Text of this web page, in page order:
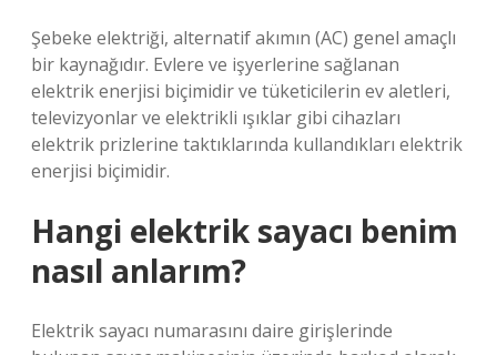
Şebeke elektriği, alternatif akımın (AC) genel amaçlı
bir kaynağıdır. Evlere ve işyerlerine sağlanan
elektrik enerjisi biçimidir ve tüketicilerin ev aletleri,
televizyonlar ve elektrikli ışıklar gibi cihazları
elektrik prizlerine taktıklarında kullandıkları elektrik
enerjisi biçimidir.
Hangi elektrik sayacı benim
nasıl anlarım?
Elektrik sayacı numarasını daire girişlerinde